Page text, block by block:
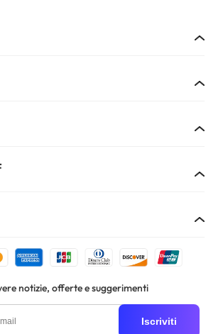
notizie, offerte e suggerimenti
Iscriviti